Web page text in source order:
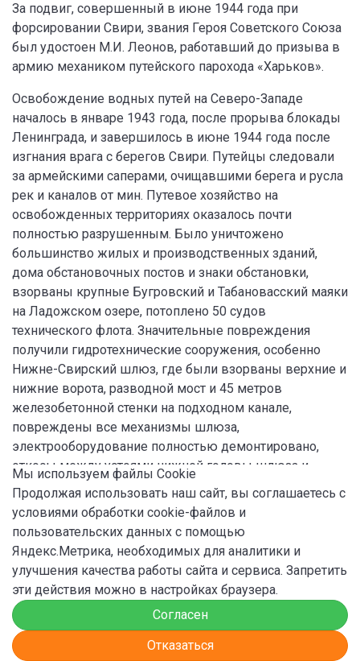
За подвиг, совершенный в июне 1944 года при
форсировании Свири, звания Героя Советского Союза
был удостоен М.И. Леонов, работавший до призыва в
армию механиком путейского парохода «Харьков».
Освобождение водных путей на Северо-Западе
началось в январе 1943 года, после прорыва блокады
Ленинграда, и завершилось в июне 1944 года после
изгнания врага с берегов Свири. Путейцы следовали
за армейскими саперами, очищавшими берега и русла
рек и каналов от мин. Путевое хозяйство на
освобожденных территориях оказалось почти
полностью разрушенным. Было уничтожено
большинство жилых и производственных зданий,
дома обстановочных постов и знаки обстановки,
взорваны крупные Бугровский и Табановасский маяки
на Ладожском озере, потоплено 50 судов
технического флота. Значительные повреждения
получили гидротехнические сооружения, особенно
Нижне-Свирский шлюз, где были взорваны верхние и
нижние ворота, разводной мост и 45 метров
железобетонной стенки на подходном канале,
повреждены все механизмы шлюза,
электрооборудование полностью демонтировано,
откосы между устоями нижней головы шлюза и
опорными быками размыты. Открытию судоходства
на реках и каналах мешали временные мосты,
построенные в ходе военных действий, взорванные
фермы старых мостов, затопленные суда. Общий
ущерб, причиненный СЗБУП военными действиями,
составил более 27 миллионов рублей. Многие участки
без проведения дноуглубительных работ занесло
илом и песком. Помехой для судов стало огромное
количество топляка и плавника. На Приладожских
Мы используем файлы Сookie
Продолжая использовать наш сайт, вы соглашаетесь с
условиями обработки cookie-файлов и
пользовательских данных с помощью
Яндекс.Метрика, необходимых для аналитики и
улучшения качества работы сайта и сервиса. Запретить
эти действия можно в настройках браузера.
Согласен
Отказаться